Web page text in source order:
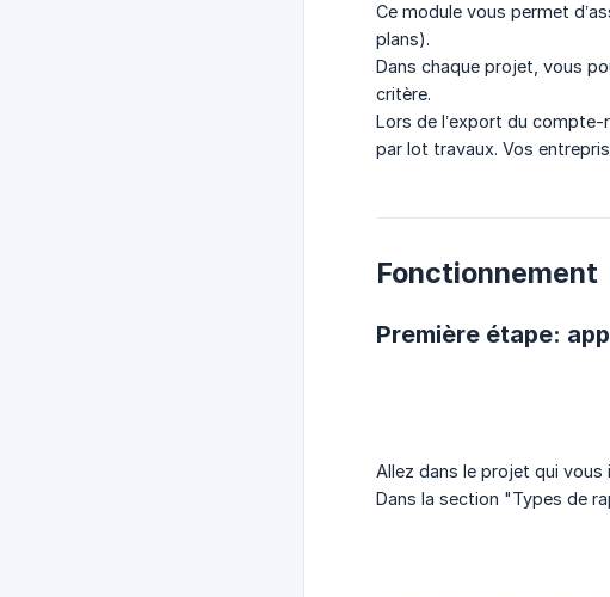
Ce module vous permet
plans).
Dans chaque projet, vous
critère.
Lors de l’export du compte-
par lot travaux. Vos
Fonctionnement
Première étape:
Allez dans le projet qui
Dans la section "Types de